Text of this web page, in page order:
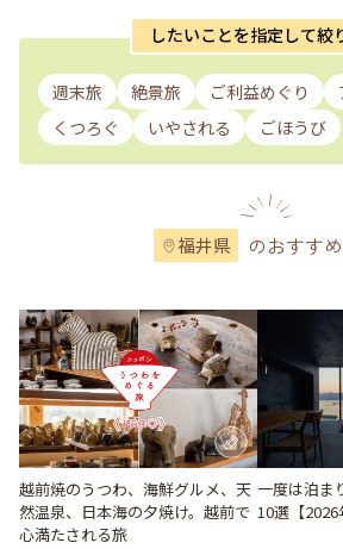
したいことを指定して絞
週末旅 絶景旅 ご利益めぐり
くつろぐ
いやされる ごほうび
福井県 のおすす
越前焼のうつわ、海鮮グルメ、天
然温泉、日本海の夕焼け。越前で
心満たされる旅
一度は泊ま
10選【2026